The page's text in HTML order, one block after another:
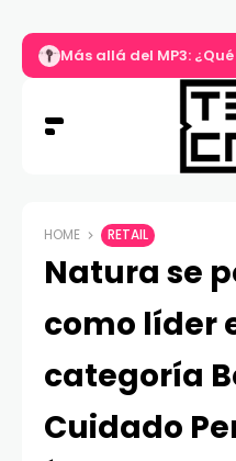
Más allá del MP3:
HOME RETAIL
Natura se
como líder
categoría
Cuidado